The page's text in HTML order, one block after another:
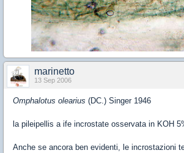
marinetto
13 Sep 2006
Omphalotus olearius (DC.) Singer 1946
la pileipellis a ife incrostate osservata in KOH
Anche se ancora ben evidenti, le incrostazioni